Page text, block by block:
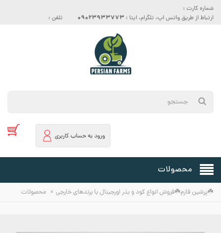
شماره کارت :
ارتباط از طریق واتس اپ، تلگرام، ایتا : 09023933773 تلفن :
ورود به حساب کاربری
محصولات
☘️پرشین فارم☘️فروش انواع کود و بذر اورجینال با برندهای خارجی » محصولات